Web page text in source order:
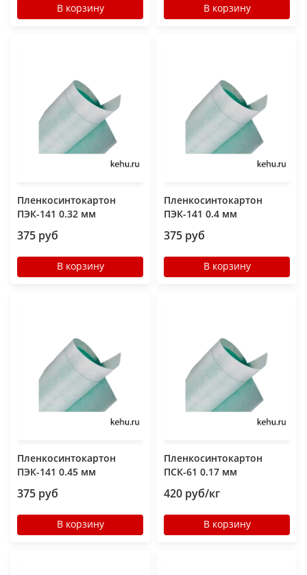
В корзину В корзину
Пленкосинтокартон
ПЭК-141 0.32 мм
375 руб
В корзину
Пленкосинтокартон
ПЭК-141 0.4 мм
375 руб
В корзину
Пленкосинтокартон
ПЭК-141 0.45 мм
375 руб
В корзину
Пленкосинтокартон
ПСК-61 0.17 мм
420 руб/кг
В корзину